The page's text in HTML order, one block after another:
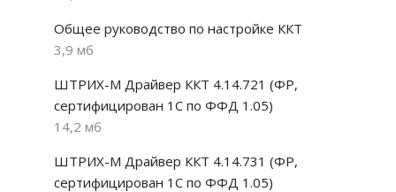
Общее руководство по настройке ККТ
3,9 мб
ШТРИХ-М Драйвер ККТ 4.14.721 (ФР,
сертифицирован 1С по ФФД 1.05)
14,2 мб
ШТРИХ-М Драйвер ККТ 4.14.731 (ФР,
сертифицирован 1С по ФФД 1.05)